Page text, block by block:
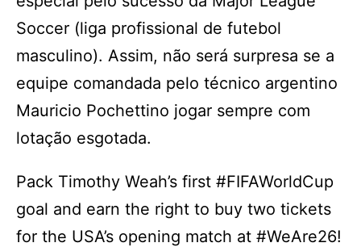
Soccer (liga profissional de futebol
masculino). Assim, não será surpresa se a
equipe comandada pelo técnico argentino
Mauricio Pochettino jogar sempre com
lotação esgotada.
Pack Timothy Weah’s first #FIFAWorldCup
goal and earn the right to buy two tickets
for the USA’s opening match at #WeAre26!